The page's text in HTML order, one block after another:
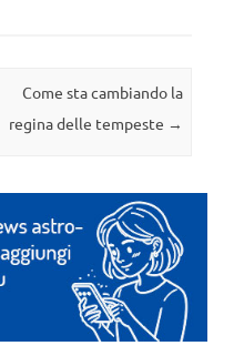
Come sta cambiando la
regina delle tempeste →